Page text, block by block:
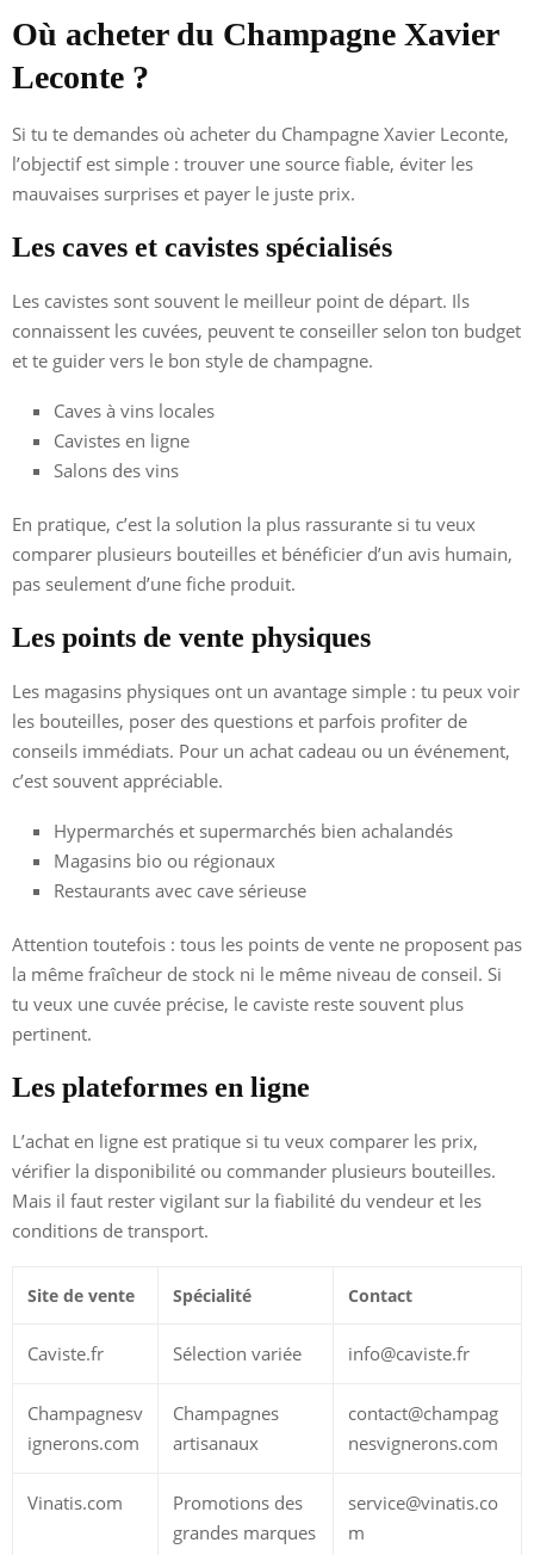
Où acheter du Champagne Xavier
Leconte ?
Si tu te demandes où acheter du Champagne Xavier Leconte,
l’objectif est simple : trouver une source fiable, éviter les
mauvaises surprises et payer le juste prix.
Les caves et cavistes spécialisés
Les cavistes sont souvent le meilleur point de départ. Ils
connaissent les cuvées, peuvent te conseiller selon ton budget
et te guider vers le bon style de champagne.
Caves à vins locales
Cavistes en ligne
Salons des vins
En pratique, c’est la solution la plus rassurante si tu veux
comparer plusieurs bouteilles et bénéficier d’un avis humain,
pas seulement d’une fiche produit.
Les points de vente physiques
Les magasins physiques ont un avantage simple : tu peux voir
les bouteilles, poser des questions et parfois profiter de
conseils immédiats. Pour un achat cadeau ou un événement,
c’est souvent appréciable.
Hypermarchés et supermarchés bien achalandés
Magasins bio ou régionaux
Restaurants avec cave sérieuse
Attention toutefois : tous les points de vente ne proposent pas
la même fraîcheur de stock ni le même niveau de conseil. Si
tu veux une cuvée précise, le caviste reste souvent plus
pertinent.
Les plateformes en ligne
L’achat en ligne est pratique si tu veux comparer les prix,
vérifier la disponibilité ou commander plusieurs bouteilles.
Mais il faut rester vigilant sur la fiabilité du vendeur et les
conditions de transport.
Site de vente Spécialité Contact
Caviste.fr Sélection variée info@caviste.fr
Champagnesv
ignerons.com
Champagnes
artisanaux
contact@champag
nesvignerons.com
Vinatis.com
Promotions des
grandes marques
service@vinatis.co
m